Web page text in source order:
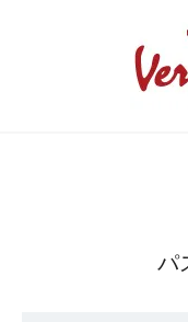
パ